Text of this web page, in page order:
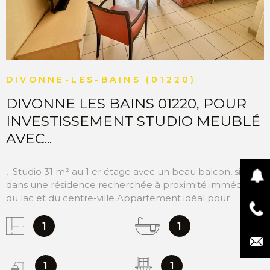
DIVONNE-LES-BAINS (01220)
DIVONNE LES BAINS 01220, POUR
INVESTISSEMENT STUDIO MEUBLÉ
AVEC...
, Studio 31 m² au 1 er étage avec un beau balcon, situé
dans une résidence recherchée à proximité immédiate
du lac et du centre-ville Appartement idéal pour
sans bail commercial. L’habitation en résidence
principale n’est pas autorisée. Location saisonnière type
se compose d’une entrée, une cuisine équipée ouverte,
1 1
1 1